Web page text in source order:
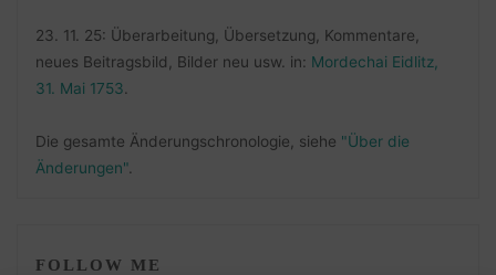
23. 11. 25: Überarbeitung, Übersetzung, Kommentare,
neues Beitragsbild, Bilder neu usw. in: Mordechai Eidlitz,
31. Mai 1753
Die gesamte Änderungschronologie, siehe "Über die
Änderungen".
FOLLOW ME